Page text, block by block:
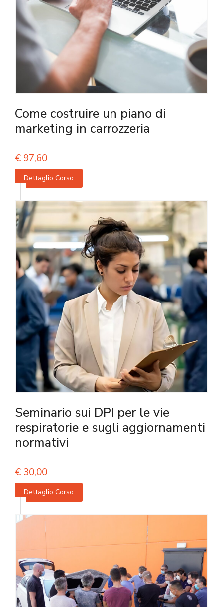
Come costruire un piano di
marketing in carrozzeria
€ 97,60
Dettaglio Corso
Seminario sui DPI per le vie
respiratorie e sugli aggiornamenti
normativi
€ 30,00
Dettaglio Corso